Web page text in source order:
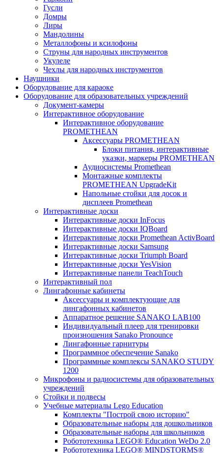
Гусли
Домры
Лиры
Мандолины
Металлофоны и ксилофоны
Струны для народных инструментов
Укулеле
Чехлы для народных инструментов
Наушники
Оборудование для караоке
Оборудование для образовательных учреждений
Документ-камеры
Интерактивное оборудование
Интерактивное оборудование
PROMETHEAN
Аксессуары PROMETHEAN
Блоки питания, интерактивные
указки, маркеры PROMETHEAN
Аудиосистемы Promethean
Монтажные комплекты
PROMETHEAN UpgradeKit
Напольные стойки для досок и
дисплеев Promethean
Интерактивные доски
Интерактивные доски InFocus
Интерактивные доски IQBoard
Интерактивные доски Promethean ActivBoard
Интерактивные доски Samsung
Интерактивные доски Triumph Board
Интерактивные доски YesVision
Интерактивные панели TeachTouch
Интерактивный пол
Лингафонные кабинеты
Аксессуары и комплектующие для
лингафонных кабинетов
Аппаратное решение SANAKO LAB100
Индивидуальный плеер для тренировки
произношения Sanako Pronounce
Лингафонные гарнитуры
Программное обеспечение Sanako
Программные комплексы SANAKO STUDY
1200
Микрофоны и радиосистемы для образовательных
учреждений
Стойки и подвесы
Учебные материалы Lego Education
Комплекты "Построй свою историю"
Образовательные наборы для дошкольников
Образовательные наборы для школьников
Робототехника LEGO® Education WeDo 2.0
Робототехника LEGO® MINDSTORMS®